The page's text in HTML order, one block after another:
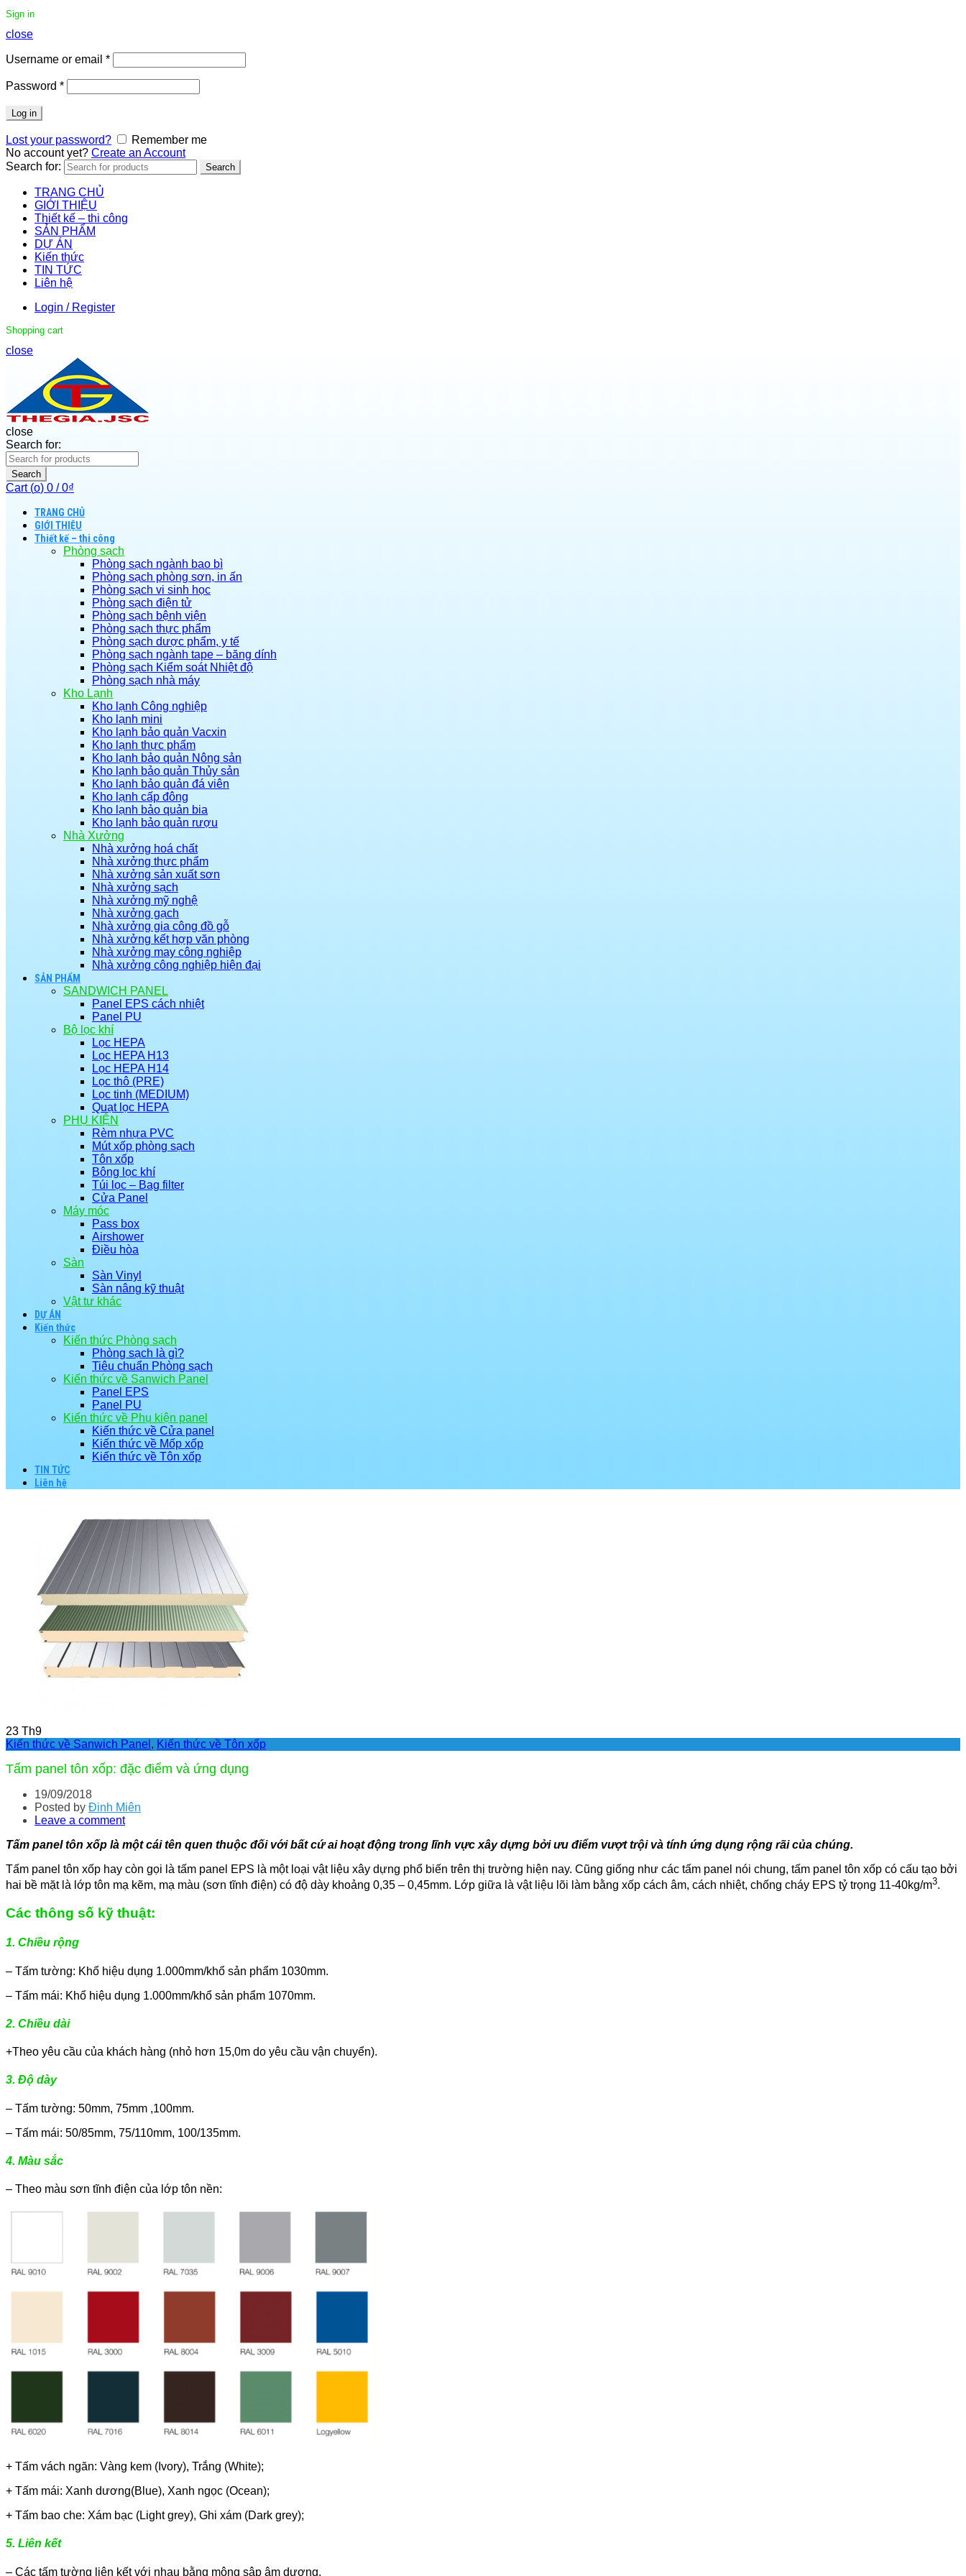
Sign in
close
Username or email *
Password *
Log in
Lost your password?
Remember me
No account yet? Create an Account
Search for:
Search
TRANG CHỦ
GIỚI THIỆU
Thiết kế – thi công
SẢN PHẨM
DỰ ÁN
Kiến thức
TIN TỨC
Liên hệ
Login / Register
Shopping cart
close
close
Search for:
Search
Cart (o) 0 / 0₫
TRANG CHỦ
GIỚI THIỆU
Thiết kế – thi công
Phòng sạch
Phòng sạch ngành bao bì
Phòng sạch phòng sơn, in ấn
Phòng sạch vi sinh học
Phòng sạch điện tử
Phòng sạch bệnh viện
Phòng sạch thực phẩm
Phòng sạch dược phẩm, y tế
Phòng sạch ngành tape – băng dính
Phòng sạch Kiểm soát Nhiệt độ
Phòng sạch nhà máy
Kho Lạnh
Kho lạnh Công nghiệp
Kho lạnh mini
Kho lạnh bảo quản Vacxin
Kho lạnh thực phẩm
Kho lạnh bảo quản Nông sản
Kho lạnh bảo quản Thủy sản
Kho lạnh bảo quản đá viên
Kho lạnh cấp đông
Kho lạnh bảo quản bia
Kho lạnh bảo quản rượu
Nhà Xưởng
Nhà xưởng hoá chất
Nhà xưởng thực phẩm
Nhà xưởng sản xuất sơn
Nhà xưởng sạch
Nhà xưởng mỹ nghệ
Nhà xưởng gạch
Nhà xưởng gia công đồ gỗ
Nhà xưởng kết hợp văn phòng
Nhà xưởng may công nghiệp
Nhà xưởng công nghiệp hiện đại
SẢN PHẨM
SANDWICH PANEL
Panel EPS cách nhiệt
Panel PU
Bộ lọc khí
Lọc HEPA
Lọc HEPA H13
Lọc HEPA H14
Lọc thô (PRE)
Lọc tinh (MEDIUM)
Quạt lọc HEPA
PHỤ KIỆN
Rèm nhựa PVC
Mút xốp phòng sạch
Tôn xốp
Bông lọc khí
Túi lọc – Bag filter
Cửa Panel
Máy móc
Pass box
Airshower
Điều hòa
Sàn
Sàn Vinyl
Sàn nâng kỹ thuật
Vật tư khác
DỰ ÁN
Kiến thức
Kiến thức Phòng sạch
Phòng sạch là gì?
Tiêu chuẩn Phòng sạch
Kiến thức về Sanwich Panel
Panel EPS
Panel PU
Kiến thức về Phụ kiện panel
Kiến thức về Cửa panel
Kiến thức về Mốp xốp
Kiến thức về Tôn xốp
TIN TỨC
Liên hệ
23 Th9
Kiến thức về Sanwich Panel , Kiến thức về Tôn xốp
Tấm panel tôn xốp: đặc điểm và ứng dụng
19/09/2018
Posted by Đinh Miên
Leave a comment
Tấm panel tôn xốp là một cái tên quen thuộc đối với bất cứ ai hoạt động trong lĩnh vực xây dựng bởi ưu điểm vượt trội và tính ứng dụng rộng rãi của chúng.
Tấm panel tôn xốp hay còn gọi là tấm panel EPS là một loại vật liệu xây dựng phổ biến trên thị trường hiện nay. Cũng giống như các tấm panel nói chung, tấm panel tôn xốp có cấu tạo bởi
hai bề mặt là lớp tôn mạ kẽm, mạ màu (sơn tĩnh điện) có độ dày khoảng 0,35 – 0,45mm. Lớp giữa là vật liệu lõi làm bằng xốp cách âm, cách nhiệt, chống cháy EPS tỷ trọng 11-40kg/m3.
Các thông số kỹ thuật:
1. Chiều rộng
– Tấm tường: Khổ hiệu dụng 1.000mm/khổ sản phẩm 1030mm.
– Tấm mái: Khổ hiệu dụng 1.000mm/khổ sản phẩm 1070mm.
2. Chiều dài
+Theo yêu cầu của khách hàng (nhỏ hơn 15,0m do yêu cầu vận chuyển).
3. Độ dày
– Tấm tường: 50mm, 75mm ,100mm.
– Tấm mái: 50/85mm, 75/110mm, 100/135mm.
4. Màu sắc
– Theo màu sơn tĩnh điện của lớp tôn nền:
+ Tấm vách ngăn: Vàng kem (Ivory), Trắng (White);
+ Tấm mái: Xanh dương(Blue), Xanh ngọc (Ocean);
+ Tấm bao che: Xám bạc (Light grey), Ghi xám (Dark grey);
5. Liên kết
– Các tấm tường liên kết với nhau bằng mộng sập âm dương.